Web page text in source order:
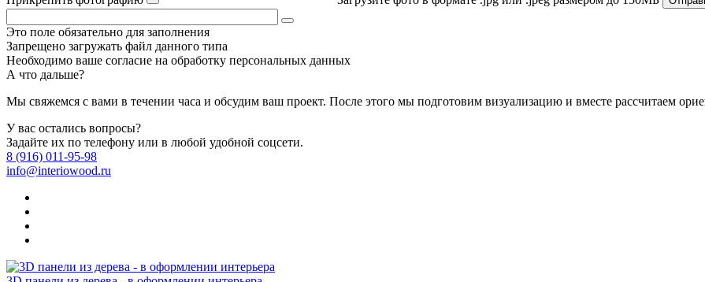
Это поле обязательно для заполнения
Запрещено загружать файл данного типа
Необходимо ваше согласие на обработку персональных данных
А что дальше?
Мы свяжемся с вами в течении часа и обсудим ваш проект. После этого мы подготовим визуализацию и вместе рассчитаем
У вас остались вопросы?
Задайте их по телефону или в любой удобной соцсети.
8 (916) 011-95-98
info@interiowood.ru